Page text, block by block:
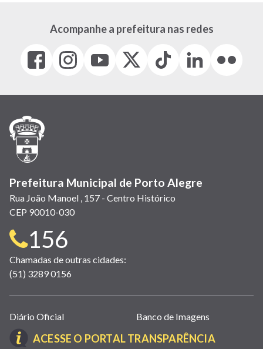
Acompanhe a prefeitura nas redes
Facebook
(link
em
janela)
Instagram
(link
em
(link
em
(Antigo
(link
Tiktok
(link
em
LinkedIn
(link
em
(link
em
Prefeitura Municipal de Porto Alegre
Rua João Manoel , 157 - Centro Histórico
CEP 90010-030
Telefone
para
contato:
156
Chamadas de outras cidades:
(51) 3289 0156
Links
úteis
(abrem
Diário Oficial Banco de Imagens
ACESSE O PORTAL TRANSPARÊNCIA(LINK